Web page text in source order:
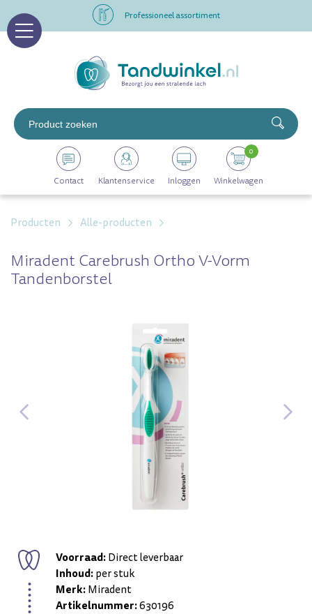
Professioneel assortiment
Op werkdagen voor 16.00 uur besteld, morgen in huis
Professioneel assortiment
Altijd op voorraad
Contact Klantenservice Inloggen Winkelwagen
0
Producten Alle-producten
Miradent Carebrush Ortho V-Vorm
Tandenborstel
Voorraad:Direct leverbaar
Inhoud:per stuk
Merk:Miradent
Artikelnummer:630196